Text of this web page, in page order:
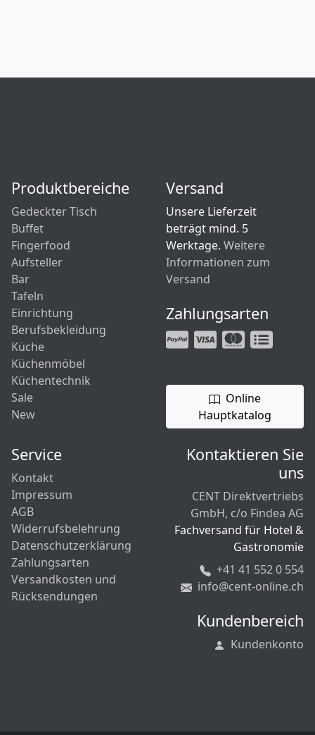
Produktbereiche
Gedeckter Tisch
Buffet
Fingerfood
Aufsteller
Bar
Tafeln
Einrichtung
Berufsbekleidung
Küche
Küchenmöbel
Küchentechnik
Sale
New
Versand
Unsere Lieferzeit
beträgt mind. 5
Werktage. Weitere
Informationen zum
Versand
Zahlungsarten
Online
Hauptkatalog
Service
Kontakt
Impressum
AGB
Widerrufsbelehrung
Datenschutzerklärung
Zahlungsarten
Versandkosten und
Rücksendungen
Kontaktieren Sie
uns
CENT Direktvertriebs
GmbH, c/o Findea AG
Fachversand für Hotel &
Gastronomie
+41 41 552 0 554
info@cent-online.ch
Kundenbereich
Kundenkonto